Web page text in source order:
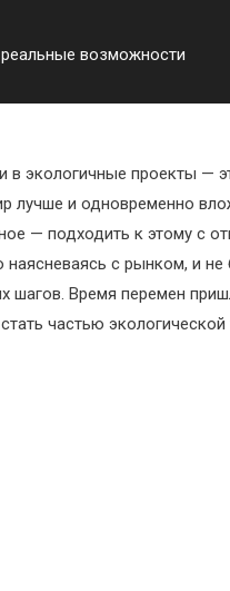
возможности
в экологичные проекты —
лучше и одновременно
— подходить к этому с
наясневаясь с рынком, и не
шагов. Время перемен
частью